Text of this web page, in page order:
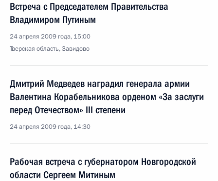
Встреча с Председателем Правительства
Владимиром Путиным
24 апреля 2009 года, 15:00
Тверская область, Завидово
Дмитрий Медведев наградил генерала армии
Валентина Корабельникова орденом «За заслуги
перед Отечеством» III степени
24 апреля 2009 года, 14:30
Рабочая встреча с губернатором Новгородской
области Сергеем Митиным